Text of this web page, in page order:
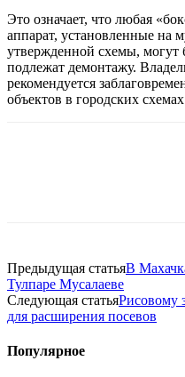
Это означает, что любая
аппарат, установленные на
утвержденной схемы,
подлежат демонтажу.
рекомендуется
объектов в городских
Предыдущая статьяВ
Тулпаре Мусалаеве
Следующая статьяРисовому
для расширения посевов
Популярное